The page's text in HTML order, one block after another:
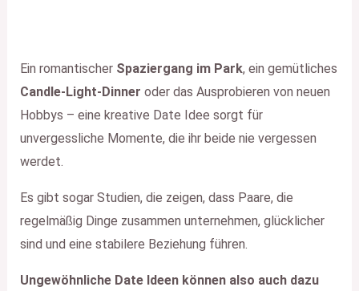
Ein romantischer Spaziergang im Park, ein gemütliches
Candle-Light-Dinner oder das Ausprobieren von neuen
Hobbys – eine kreative Date Idee sorgt für
unvergessliche Momente, die ihr beide nie vergessen
werdet.
Es gibt sogar Studien, die zeigen, dass Paare, die
regelmäßig Dinge zusammen unternehmen, glücklicher
sind und eine stabilere Beziehung führen.
Ungewöhnliche Date Ideen können also auch dazu